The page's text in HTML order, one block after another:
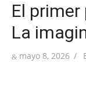
El
La
Publicada
mayo 8, 2026